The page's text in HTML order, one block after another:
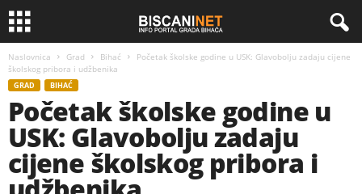
Naslovnica Grad Bihać
Početak školske godine u USK: Glavobolju zadaju cijene
školskog pribora i udžbenika
GRAD BIHAĆ
Početak školske godine u
USK: Glavobolju zadaju
cijene školskog pribora i